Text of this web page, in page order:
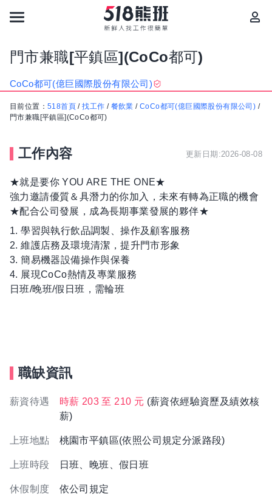
門市兼職[平鎮區](CoCo都可)
CoCo都可(億巨國際股份有限公司)
目前位置： 518首頁 /找工作 / 餐飲業 /CoCo都可(億巨國際股份有限公司) /
門市兼職[平鎮區](CoCo都可)
工作內容 更新日期:2026-08-08
★就是要你 YOU ARE THE ONE★
強力邀請優質＆具潛力的你加入，未來有轉為正職的機會
★配合公司發展，成為長期事業發展的夥伴★
1. 學習與執行飲品調製、操作及顧客服務
2. 維護店務及環境清潔，提升門市形象
3. 簡易機器設備操作與保養
4. 展現CoCo熱情及專業服務
日班/晚班/假日班，需輪班
職缺資訊
薪資待遇 時薪 203 至 210 元 (薪資依經驗資歷及績效核
薪)
上班地點 桃園市平鎮區(依照公司規定分派路段)
上班時段 日班、晚班、假日班
休假制度 依公司規定